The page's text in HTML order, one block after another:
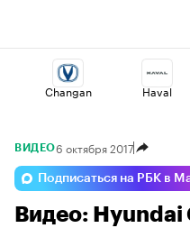
Changan Haval
Esteo Geely
Omoda Jaecoo
ВИДЕО6 октября 2017
Подписаться на РБК в
Видео: Hyundai